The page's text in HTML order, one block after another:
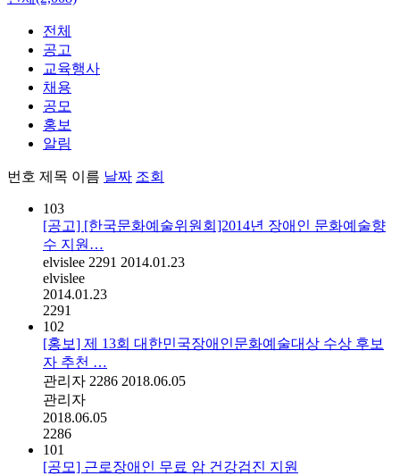
전체
공고
교육행사
채용
공모
홍보
알림
번호 제목 이름 날짜 조회
103
[공고] [한국문화예술위원회]2014년 장애인 문화예술향
수 지원…
elvislee 2291 2014.01.23
elvislee
2014.01.23
2291
102
[홍보] 제 13회 대한민국장애인문화예술대상 수상 후보
자 추천 …
관리자 2286 2018.06.05
관리자
2018.06.05
2286
101
[공모] 근로장애인 무료 암 건강검진 지원